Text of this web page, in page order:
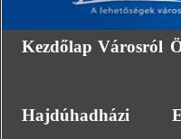
Kezdőlap Városról
Hajdúhadházi